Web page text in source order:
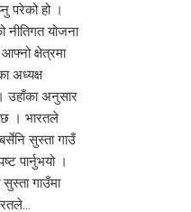
परेको हो ।
नीतिगत योजना
क्षेत्रमा
अध्यक्ष
उहाँका अनुसार
छ । भारतले
सुस्ता गाउँ
पार्नुभयो ।
सुस्ता गाउँमा